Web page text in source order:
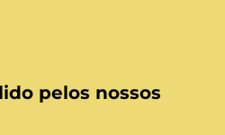
pelos nossos